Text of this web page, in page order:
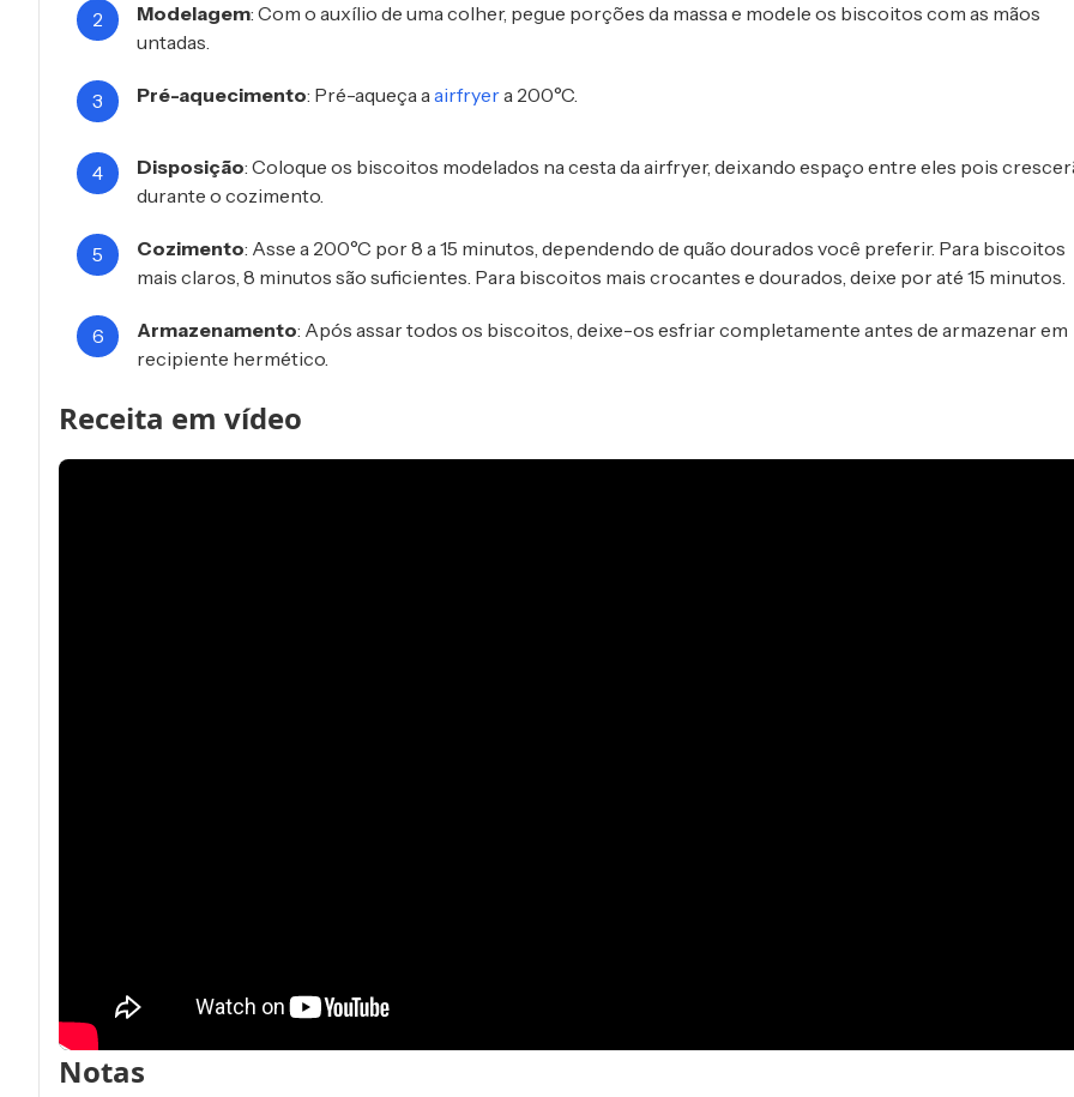
Modelagem: Com o auxílio de uma colher, pegue porções da massa e modele os biscoitos com as mãos
untadas.
Pré-aquecimento: Pré-aqueça aairfryera 200°C.
Disposição: Coloque os biscoitos modelados na cesta da airfryer, deixando espaço entre eles pois
durante o cozimento.
Cozimento: Asse a 200°C por 8 a 15 minutos, dependendo de quão dourados você preferir. Para biscoitos
mais claros, 8 minutos são suficientes. Para biscoitos mais crocantes e dourados, deixe por até 15 minutos.
Armazenamento: Após assar todos os biscoitos, deixe-os esfriar completamente antes de armazenar em
recipiente hermético.
Receita em vídeo
Notas